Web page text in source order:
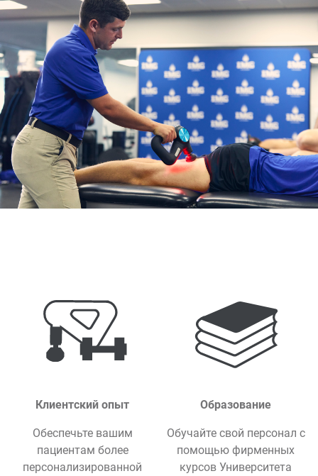
Клиентский опыт
Обеспечьте вашим
пациентам более
персонализированной
Образование
Обучайте свой персонал с
помощью фирменных
курсов Университета